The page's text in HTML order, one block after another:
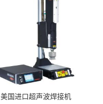
美国进口超声波焊接机